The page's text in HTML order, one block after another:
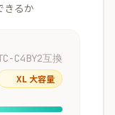
きるか
C4BY2互換
XL 大容量